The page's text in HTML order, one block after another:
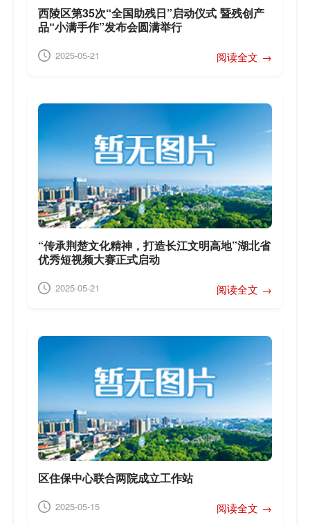
西陵区第35次“全国助残日”启动仪式 暨残创产
品“小满手作”发布会圆满举行
2025-05-21 阅读全文 →
“传承荆楚文化精神，打造长江文明高地”湖北省
优秀短视频大赛正式启动
2025-05-21 阅读全文 →
区住保中心联合两院成立工作站
2025-05-15 阅读全文 →